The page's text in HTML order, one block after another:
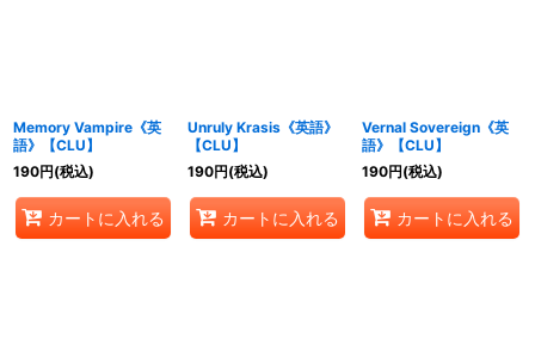
Memory Vampire《英
語》【CLU】
190円(税込)
カートに入れる
Unruly Krasis《英語》
【CLU】
190円(税込)
カートに入れる
Vernal Sovereign《英
語》【CLU】
190円(税込)
カートに入れる